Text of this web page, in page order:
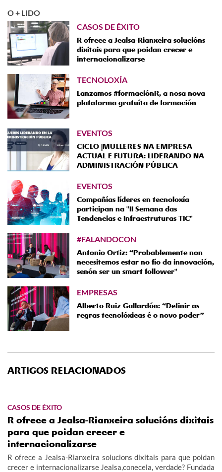
O + LIDO
CASOS DE ÉXITO
R ofrece a Jealsa-Rianxeira solucións
dixitais para que poidan crecer e
internacionalizarse
TECNOLOXÍA
Lanzamos #formaciónR, a nosa nova
plataforma gratuíta de formación
EVENTOS
CICLO |MULLERES NA EMPRESA
ACTUAL E FUTURA: LIDERANDO NA
ADMINISTRACIÓN PÚBLICA
EVENTOS
Compañías líderes en tecnoloxía
participan na "II Semana das
Tendencias e Infraestruturas TIC"
#FALANDOCON
Antonio Ortiz: “Probablemente non
necesitemos estar no fío da innovación,
senón ser un smart follower"
EMPRESAS
Alberto Ruiz Gallardón: “Definir as
regras tecnolóxicas é o novo poder”
ARTIGOS RELACIONADOS
CASOS DE ÉXITO
R ofrece a Jealsa-Rianxeira solucións dixitais
para que poidan crecer e
internacionalizarse
R ofrece a Jealsa-Rianxeira solucions dixitais para que poidan
crecer e internacionalizarse Jealsa,conecela, verdade? Fundada